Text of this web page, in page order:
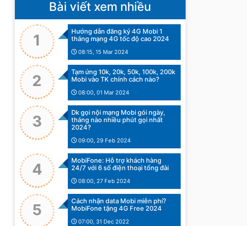
Bài viết xem nhiều
1
Hướng dẫn đăng ký 4G Mobi 1
tháng mạng 4G tốc độ cao 2024
08:15, 15 Mar 2024
2
Tạm ứng 10k, 20k, 50k, 100k, 200k
Mobi vào TK chính cách nào?
08:00, 01 Mar 2024
3
Dk gọi nội mạng Mobi gói ngày,
tháng nào nhiều phút gọi nhất
2024?
09:00, 29 Feb 2024
4
MobiFone: Hỗ trợ khách hàng
24/7 với 6 số điện thoại tổng đài
08:00, 27 Feb 2024
5
Cách nhận data Mobi miễn phí?
MobiFone tặng 4G Free 2024
07:00, 31 Dec 2022